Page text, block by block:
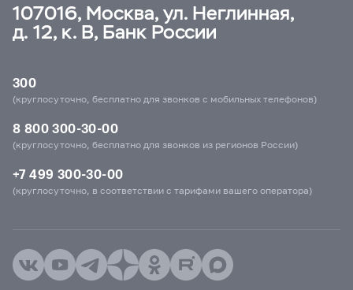
107016, Москва, ул. Неглинная,
д. 12, к. В, Банк России
300
(круглосуточно, бесплатно для звонков с мобильных телефонов)
8 800 300-30-00
(круглосуточно, бесплатно для звонков из регионов России)
+7 499 300-30-00
(круглосуточно, в соответствии с тарифами вашего оператора)